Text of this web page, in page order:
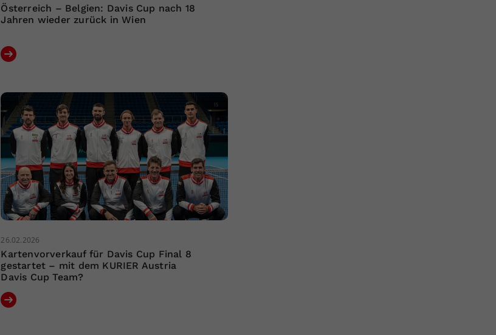
Österreich – Belgien: Davis Cup nach 18
Jahren wieder zurück in Wien
26.02.2026
Kartenvorverkauf für Davis Cup Final 8
gestartet – mit dem KURIER Austria
Davis Cup Team?